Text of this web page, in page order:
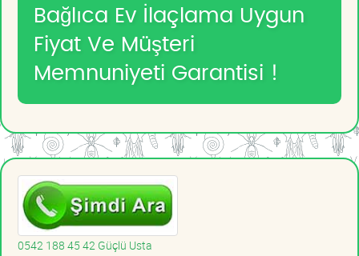
Bağlıca Ev İlaçlama Uygun
Fiyat Ve Müşteri
Memnuniyeti Garantisi !
0542 188 45 42 Güçlü Usta